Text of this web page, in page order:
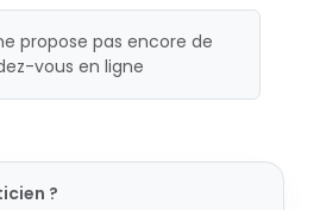
propose pas encore de
vous en ligne
?